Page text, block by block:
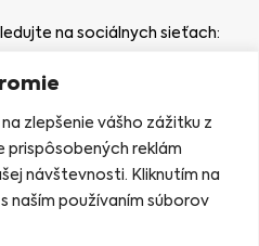
zlepšenie vášho zážitku z
prispôsobených reklám
návštevnosti. Kliknutím na
naším používaním súborov
na sociálnych sieťach: